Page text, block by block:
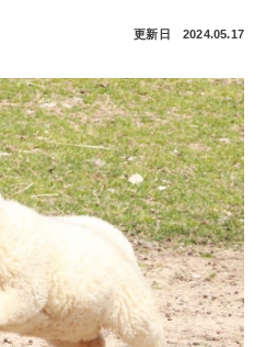
更新日 2024.05.17